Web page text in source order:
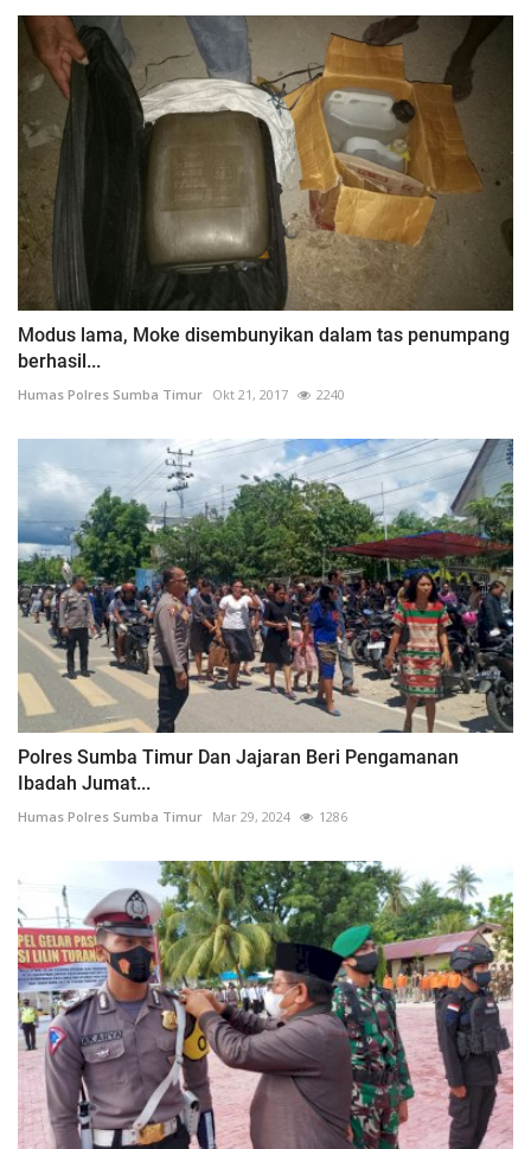
Modus lama, Moke disembunyikan dalam tas penumpang
berhasil...
Humas Polres Sumba Timur Okt 21, 2017 2240
Polres Sumba Timur Dan Jajaran Beri Pengamanan
Ibadah Jumat...
Humas Polres Sumba Timur Mar 29, 2024 1286